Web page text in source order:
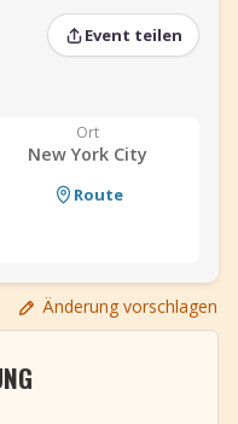
Event teilen
Ort
New York City
Route
Änderung vorschlagen